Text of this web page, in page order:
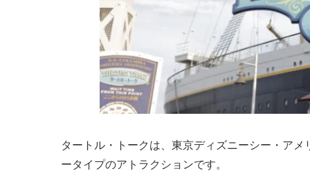
映画『ファインディング・ニモ』に登場するウミ
話ができる
のが最大の特徴です。
ゲストの質問にクラッシュがその場で答えてく
んですよ。
得です。